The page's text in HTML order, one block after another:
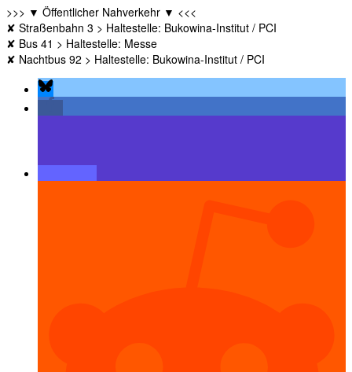
>>> ▼ Öffentlicher Nahverkehr ▼ <<<
✘ Straßenbahn 3 > Haltestelle: Bukowina-Institut / PCI
✘ Bus 41 > Haltestelle: Messe
✘ Nachtbus 92 > Haltestelle: Bukowina-Institut / PCI